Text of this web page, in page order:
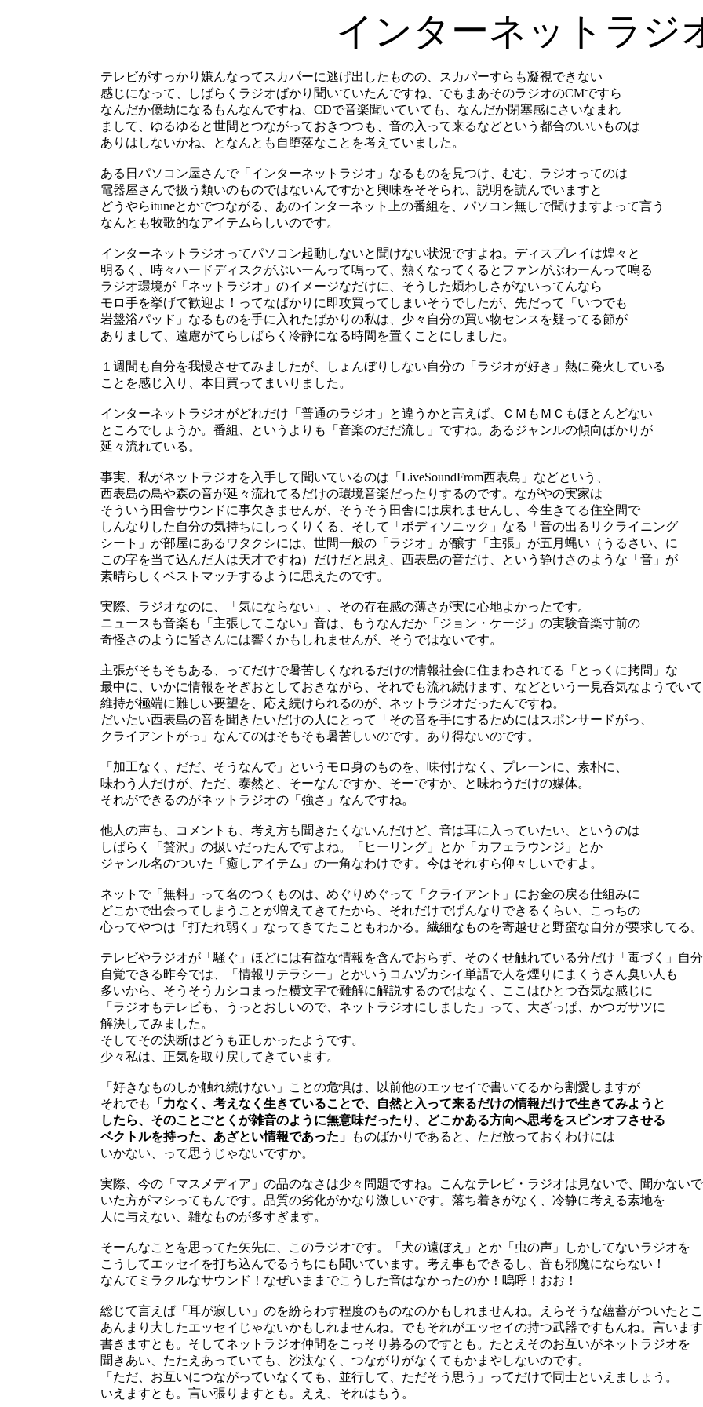
インターネットラジ
テレビがすっかり嫌んなってスカパーに逃げ出したものの、スカパーすらも凝視できない
感じになって、しばらくラジオばかり聞いていたんですね、でもまあそのラジオのCMですら
なんだか億劫になるもんなんですね、CDで音楽聞いていても、なんだか閉塞感にさいなまれ
まして、ゆるゆると世間とつながっておきつつも、音の入って来るなどという都合のいいものは
ありはしないかね、となんとも自堕落なことを考えていました。
ある日パソコン屋さんで「インターネットラジオ」なるものを見つけ、むむ、ラジオってのは
電器屋さんで扱う類いのものではないんですかと興味をそそられ、説明を読んでいますと
どうやらituneとかでつながる、あのインターネット上の番組を、パソコン無しで聞けますよって言う
なんとも牧歌的なアイテムらしいのです。
インターネットラジオってパソコン起動しないと聞けない状況ですよね。ディスプレイは煌々と
明るく、時々ハードディスクがぶいーんって鳴って、熱くなってくるとファンがぶわーんって鳴る
ラジオ環境が「ネットラジオ」のイメージなだけに、そうした煩わしさがないってんなら
モロ手を挙げて歓迎よ！ってなばかりに即攻買ってしまいそうでしたが、先だって「いつでも
岩盤浴パッド」なるものを手に入れたばかりの私は、少々自分の買い物センスを疑ってる節が
ありまして、遠慮がてらしばらく冷静になる時間を置くことにしました。
１週間も自分を我慢させてみましたが、しょんぼりしない自分の「ラジオが好き」熱に発火している
ことを感じ入り、本日買ってまいりました。
インターネットラジオがどれだけ「普通のラジオ」と違うかと言えば、ＣＭもＭＣもほとんどない
ところでしょうか。番組、というよりも「音楽のだだ流し」ですね。あるジャンルの傾向ばかりが
延々流れている。
事実、私がネットラジオを入手して聞いているのは「LiveSoundFrom西表島」などという、
西表島の鳥や森の音が延々流れてるだけの環境音楽だったりするのです。ながやの実家は
そういう田舎サウンドに事欠きませんが、そうそう田舎には戻れませんし、今生きてる住空間で
しんなりした自分の気持ちにしっくりくる、そして「ボディソニック」なる「音の出るリクライニング
シート」が部屋にあるワタクシには、世間一般の「ラジオ」が醸す「主張」が五月蝿い（うるさい、に
この字を当て込んだ人は天才ですね）だけだと思え、西表島の音だけ、という静けさのような「音」が
素晴らしくベストマッチするように思えたのです。
実際、ラジオなのに、「気にならない」、その存在感の薄さが実に心地よかったです。
ニュースも音楽も「主張してこない」音は、もうなんだか「ジョン・ケージ」の実験音楽寸前の
奇怪さのように皆さんには響くかもしれませんが、そうではないです。
主張がそもそもある、ってだけで暑苦しくなれるだけの情報社会に住まわされてる「とっくに拷問」な
最中に、いかに情報をそぎおとしておきながら、それでも流れ続けます、などという一見呑気なようでいて
維持が極端に難しい要望を、応え続けられるのが、ネットラジオだったんですね。
だいたい西表島の音を聞きたいだけの人にとって「その音を手にするためにはスポンサードがっ、
クライアントがっ」なんてのはそもそも暑苦しいのです。あり得ないのです。
「加工なく、だだ、そうなんで」というモロ身のものを、味付けなく、プレーンに、素朴に、
味わう人だけが、ただ、泰然と、そーなんですか、そーですか、と味わうだけの媒体。
それができるのがネットラジオの「強さ」なんですね。
他人の声も、コメントも、考え方も聞きたくないんだけど、音は耳に入っていたい、というのは
しばらく「贅沢」の扱いだったんですよね。「ヒーリング」とか「カフェラウンジ」とか
ジャンル名のついた「癒しアイテム」の一角なわけです。今はそれすら仰々しいですよ。
ネットで「無料」って名のつくものは、めぐりめぐって「クライアント」にお金の戻る仕組みに
どこかで出会ってしまうことが増えてきてたから、それだけでげんなりできるくらい、こっちの
心ってやつは「打たれ弱く」なってきてたこともわかる。繊細なものを寄越せと野蛮な自分が要求してる。
テレビやラジオが「騒ぐ」ほどには有益な情報を含んでおらず、そのくせ触れている分だけ「毒づく」自
自覚できる昨今では、「情報リテラシー」とかいうコムヅカシイ単語で人を煙りにまくうさん臭い人も
多いから、そうそうカシコまった横文字で難解に解説するのではなく、ここはひとつ呑気な感じに
「ラジオもテレビも、うっとおしいので、ネットラジオにしました」って、大ざっぱ、かつガサツに
解決してみました。
そしてその決断はどうも正しかったようです。
少々私は、正気を取り戻してきています。
「好きなものしか触れ続けない」ことの危惧は、以前他のエッセイで書いてるから割愛しますが
それでも
「力なく、考えなく生きていることで、自然と入って来るだけの情報だけで生きてみようと
したら、そのことごとくが雑音のように無意味だったり、どこかある方向へ思考をスピンオフさせる
ベクトルを持った、あざとい情報であった」
ものばかりであると、ただ放っておくわけには
いかない、って思うじゃないですか。
実際、今の「マスメディア」の品のなさは少々問題ですね。こんなテレビ・ラジオは見ないで、聞かないで
いた方がマシってもんです。品質の劣化がかなり激しいです。落ち着きがなく、冷静に考える素地を
人に与えない、雑なものが多すぎます。
そーんなことを思ってた矢先に、このラジオです。「犬の遠ぼえ」とか「虫の声」しかしてないラジオを
こうしてエッセイを打ち込んでるうちにも聞いています。考え事もできるし、音も邪魔にならない！
なんてミラクルなサウンド！なぜいままでこうした音はなかったのか！嗚呼！おお！
総じて言えば「耳が寂しい」のを紛らわす程度のものなのかもしれませんね。えらそうな蘊蓄がついたと
あんまり大したエッセイじゃないかもしれませんね。でもそれがエッセイの持つ武器ですもんね。言いま
書きますとも。そしてネットラジオ仲間をこっそり募るのですとも。たとえそのお互いがネットラジオを
聞きあい、たたえあっていても、沙汰なく、つながりがなくてもかまやしないのです。
「ただ、お互いにつながっていなくても、並行して、ただそう思う」ってだけで同士といえましょう。
いえますとも。言い張りますとも。ええ、それはもう。